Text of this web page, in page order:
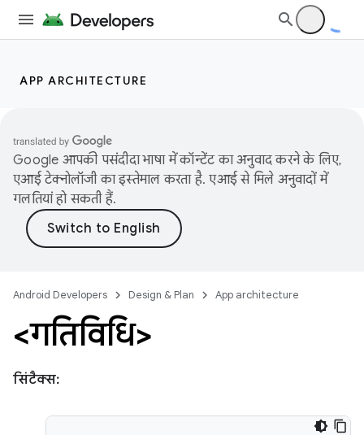
APP ARCHITECTURE
Google आपकी पसंदीदा भाषा में कॉन्टेंट का अनुवाद करने के लिए,
एआई टेक्नोलॉजी का इस्तेमाल करता है. एआई से मिले अनुवादों में
गलतियां हो सकती हैं.
Android Developers Design & Plan App architecture
<गतिविधि>
सिंटैक्स: